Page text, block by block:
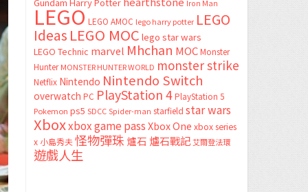
Iron Man
LEGO LEGO AMOC lego harry potter LEGO
Ideas LEGO MOC lego star wars
LEGO Technic marvel Mhchan MOC Monster
Hunter MONSTER HUNTER WORLD monster strike
Netflix Nintendo Nintendo Switch
overwatch PC PlayStation 4 PlayStation 5
Pokemon ps5 SDCC Spider-man starfield star wars
Xboxxbox game passXbox One xbox series
x 小島秀夫怪物彈珠 爐石 爐石戰記艾爾登法環
遊戲人生